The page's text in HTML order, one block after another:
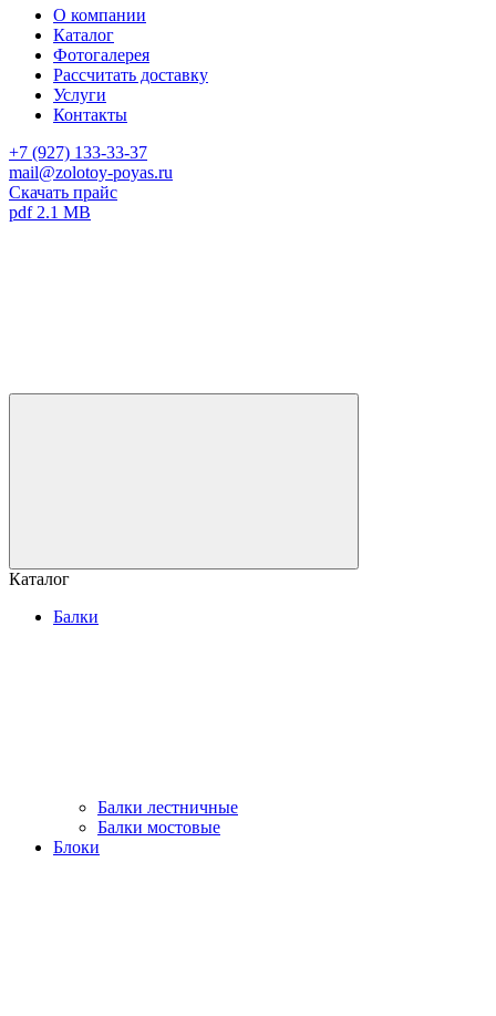
О компании
Каталог
Фотогалерея
Рассчитать доставку
Услуги
Контакты
+7 (927) 133-33-37
mail@zolotoy-poyas.ru
Скачать прайс
pdf 2.1 MB
Каталог
Балки
Балки лестничные
Балки мостовые
Блоки